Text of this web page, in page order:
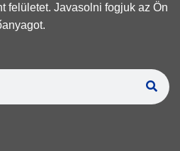
felületet. Javasolni fogjuk az Ön